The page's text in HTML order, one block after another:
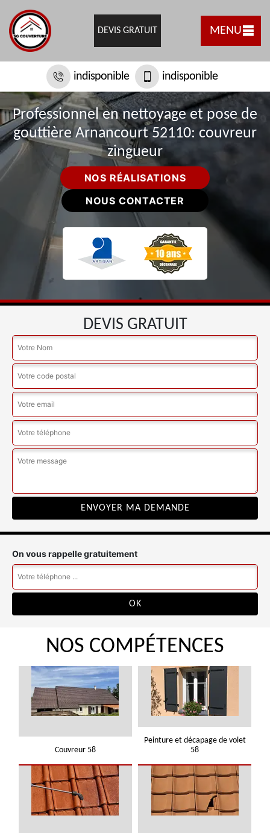
DEVIS GRATUIT MENU
indisponible indisponible
Professionnel en nettoyage et pose de
gouttière Arnancourt 52110: couvreur
zingueur
NOS RÉALISATIONS
NOUS CONTACTER
DEVIS GRATUIT
On vous rappelle gratuitement
NOS COMPÉTENCES
Couvreur 58
Peinture et décapage de volet
58